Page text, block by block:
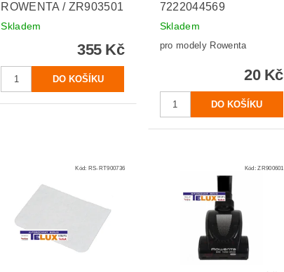
ROWENTA / ZR903501
Skladem
355 Kč
7222044569
Skladem
pro modely Rowenta
20 Kč
Kód: RS-RT900736 Kód:ZR900601